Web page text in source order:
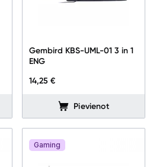
Gembird KBS-UML-01 3 in 1
ENG
14,25 €
Pievienot
Gaming